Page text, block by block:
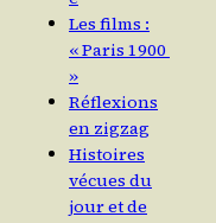
Les films :
« Paris 1900
»
Réflexions
en zigzag
Histoires
vécues du
jour et de